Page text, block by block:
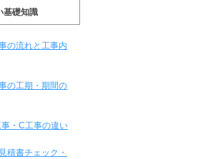
基礎知識
の流れと工事内
の工期・期間の
・C工事の違い
積書チェック・